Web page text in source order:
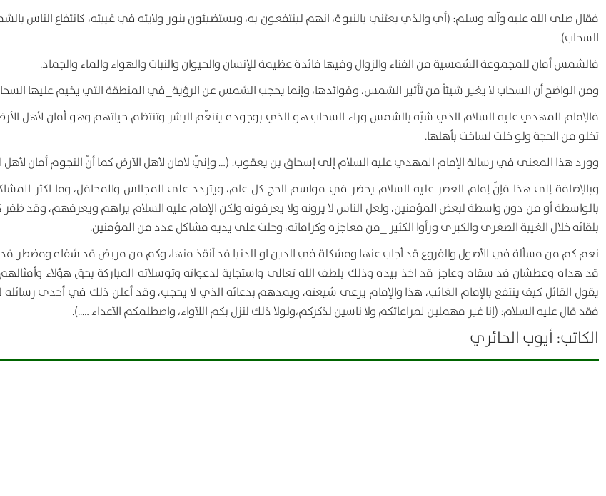
فقال صلى الله عليه وآله وسلم: (أي والذي بعثني بالنبوة، انهم لينتفعون به، ويستضيئون بنور ولايته في غيبته، كانتفاع الناس
السحاب).
فالشمس أمان للمجموعة الشمسية من الفناء والزوال وفيها فائدة عظيمة للإنسان والحيوان والنبات والهواء والماء والجماد.
ومن الواضح أن السحاب لا يغير شيئاً من تأثير الشمس، وفوائدها، وإنما يحجب الشمس عن الرؤية_في المنطقة التي يخيم عليها
فالإمام المهدي عليه السلام الذي شبّه بالشمس وراء السحاب هو الذي بوجوده يتنعّم البشر وتنتظم حياتهم وهو أمان لأهل
تخلو من الحجة ولو خلت لساخت بأهلها.
وورد هذا المعنى في رسالة الإمام المهدي عليه السلام إلى إسحاق بن يعقوب: (… وإنّي لامان لأهل الأرض كما أنّ النجوم أمان لأهل
وبالإضافة إلى هذا فإنّ إمام العصر عليه السلام يحضر في مواسم الحج كل عام، ويتردد على المجالس والمحافل، وما اكثر
بالواسطة أو من دون واسطة لبعض المؤمنين، ولعل الناس لا يرونه ولا يعرفونه ولكن الإمام عليه السلام يراهم ويعرفهم، وقد ظفر
بلقائه خلال الغيبة الصغرى والكبرى ورأوا الكثير _من معاجزه وكراماته، وحلت على يديه مشاكل عدد من المؤمنين.
نعم كم من مسألة في الأصول والفروع قد أجاب عنها ومشكلة في الدين او الدنيا قد أنقذ منها، وكم من مريض قد شفاه ومضطر
قد هداه وعطشان قد سقاه وعاجز قد اخذ بيده وذلك بلطف الله تعالى واستجابة لدعواته وتوسلاته المباركة بحق هؤلاء
يقول القائل كيف ينتفع بالإمام الغائب، هذا والإمام يرعى شيعته، ويمدهم بدعائه الذي لا يحجب، وقد أعلن ذلك في أحدى رسائله
فقد قال عليه السلام: (إنا غير مهملين لمراعاتكم ولا ناسين لذكركم،ولولا ذلك لنزل بكم اللأواء، واصطلمكم الأعداء …..).
الکاتب: أيوب الحائري